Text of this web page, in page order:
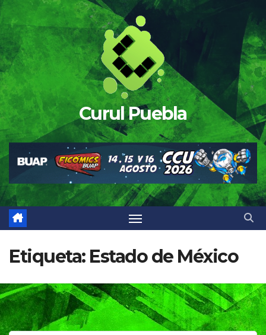
Saltar
al
contenido
Curul Puebla
Etiqueta: Estado de México